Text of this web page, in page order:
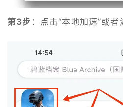
第3步 ：点击“本地加速”或